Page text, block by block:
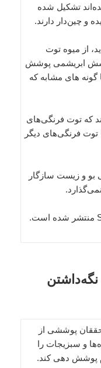
تشکیل شده
و چین‌دار دارند.
از میوه توت
ابریشمی پوشش
گونه های مشابه که
که توت فرنگی‌های
توت فرنگی‌های دیگر
بو و زیست سازگار
نگه‌داشتن
پوششی از
و سبزیجات را
پوشش دهی کند.